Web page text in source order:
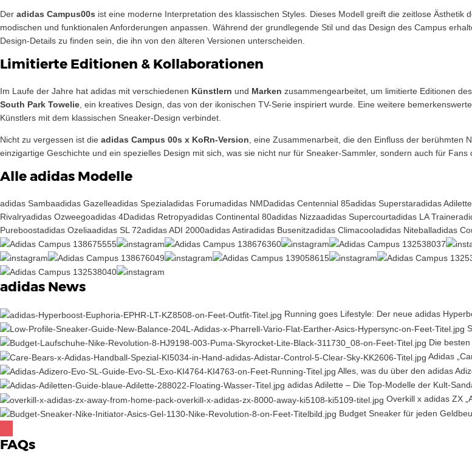
Der adidas Campus00s ist eine moderne Interpretation des klassischen Styles. Dieses Modell greift die zeitlose
modischen und funktionalen Anforderungen anpassen. Während der grundlegende Stil und das Design des Campus
Design-Details zu finden sein, die ihn von den älteren Versionen unterscheiden.
Limitierte Editionen & Kollaborationen
Im Laufe der Jahre hat adidas mit verschiedenen Künstlern und Marken zusammengearbeitet, um limitierte Editionen
South Park Towelie , ein kreatives Design, das von der ikonischen TV-Serie inspiriert wurde. Eine weitere
Künstlers mit dem klassischen Sneaker-Design verbindet.
Nicht zu vergessen ist die adidas Campus 00s x KoRn-Version , eine Zusammenarbeit, die den Einfluss der
einzigartige Geschichte und ein spezielles Design mit sich, was sie nicht nur für Sneaker-Sammler, sondern auch für
Alle adidas Modelle
adidas Sambaadidas Gazelleadidas Spezialadidas Forumadidas NMDadidas Centennial 85adidas Superstaradidas
Rivalryadidas Ozweegoadidas 4Dadidas Retropyadidas Continental 80adidas Nizzaadidas Supercourtadidas LA Trainer
Pureboostadidas Ozeliaadidas SL 72adidas ADI 2000adidas Astiradidas Busenitzadidas Climacooladidas Niteballadidas
adidas News
Running goes Lifestyle: Der neue adidas
Die
Adidas
Alles, was du über den adidas
adidas Adilette – Die Top-Modelle der Kult-
Overkill x adidas ZX
Budget Sneaker für jeden
FAQs